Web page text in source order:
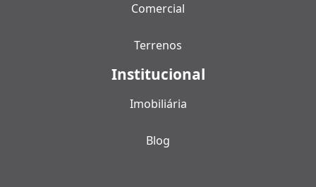
Comercial
Terrenos
Institucional
Imobiliária
Blog